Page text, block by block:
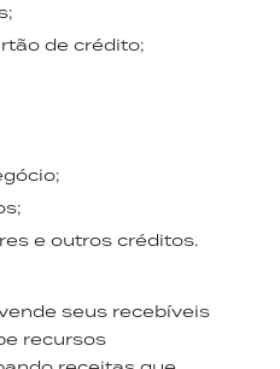
de crédito;
e outros créditos.
seus recebíveis
recursos